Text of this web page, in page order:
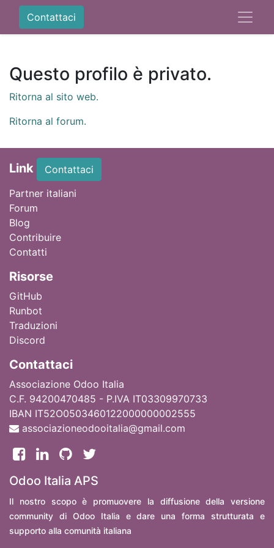
Contattaci
Questo profilo è privato.
Ritorna al sito web.
Ritorna al forum.
Link
Contattaci
Partner italiani
Forum
Blog
Contribuire
Contatti
Risorse
GitHub
Runbot
Traduzioni
Discord
Contattaci
Associazione Odoo Italia
C.F. 94200470485 - P.IVA IT03309970733
IBAN IT52O0503460122000000002555
associazioneodooitalia@gmail.com
Odoo Italia APS
Il nostro scopo è promuovere la diffusione della versione
community di Odoo Italia e dare una forma strutturata e
supporto alla comunità italiana